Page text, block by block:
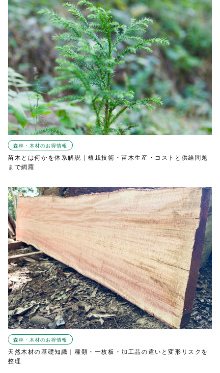
森林・木材のお得情報
苗木とは何かを体系解説｜植栽技術・苗木生産・コストと供給問題
まで網羅
森林・木材のお得情報
天然木材の基礎知識｜種類・一枚板・加工品の違いと変形リスクを
整理